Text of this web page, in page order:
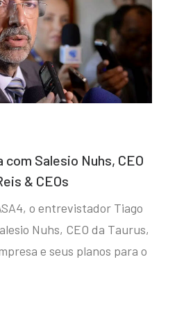
Salesio Nuhs, CEO
& CEOs
o entrevistador Tiago
Nuhs, CEO da Taurus,
e seus planos para o